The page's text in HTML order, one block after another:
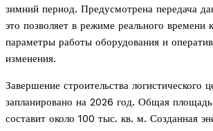
зимний период. Предусмотрена передача
это позволяет в режиме реального времени
параметры работы оборудования и
изменения.
Завершение строительства логистического
запланировано на 2026 год. Общая площадь
составит около 100 тыс. кв. м. Созданная